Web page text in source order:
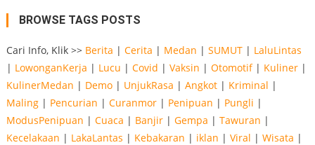
BROWSE TAGS POSTS
Cari Info, Klik >> Berita | Cerita | Medan | SUMUT| LaluLintas
| LowonganKerja | Lucu | Covid | Vaksin | Otomotif| Kuliner|
KulinerMedan | Demo| UnjukRasa | Angkot| Kriminal |
Maling| Pencurian | Curanmor| Penipuan | Pungli |
ModusPenipuan | Cuaca | Banjir| Gempa | Tawuran |
Kecelakaan | LakaLantas | Kebakaran | iklan | Viral | Wisata |